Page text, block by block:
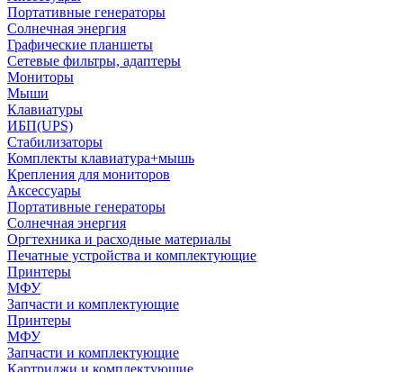
Портативные генераторы
Солнечная энергия
Графические планшеты
Сетевые фильтры, адаптеры
Мониторы
Мыши
Клавиатуры
ИБП(UPS)
Стабилизаторы
Комплекты клавиатура+мышь
Крепления для мониторов
Аксессуары
Портативные генераторы
Солнечная энергия
Оргтехника и расходные материалы
Печатные устройства и комплектующие
Принтеры
МФУ
Запчасти и комплектующие
Принтеры
МФУ
Запчасти и комплектующие
Картриджи и комплектующие